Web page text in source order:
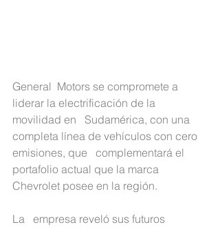
General  Motors se compromete a
liderar la electrificación de la
movilidad en   Sudamérica, con una
completa línea de vehículos con cero
emisiones, que   complementará el
portafolio actual que la marca
Chevrolet posee en la región.
La   empresa reveló sus futuros